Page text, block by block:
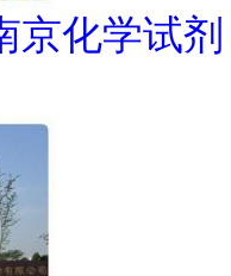
京化学试剂